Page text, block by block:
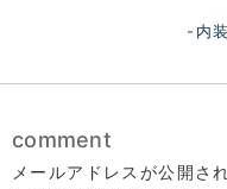
- 内
comment
メールアドレスが公開さ